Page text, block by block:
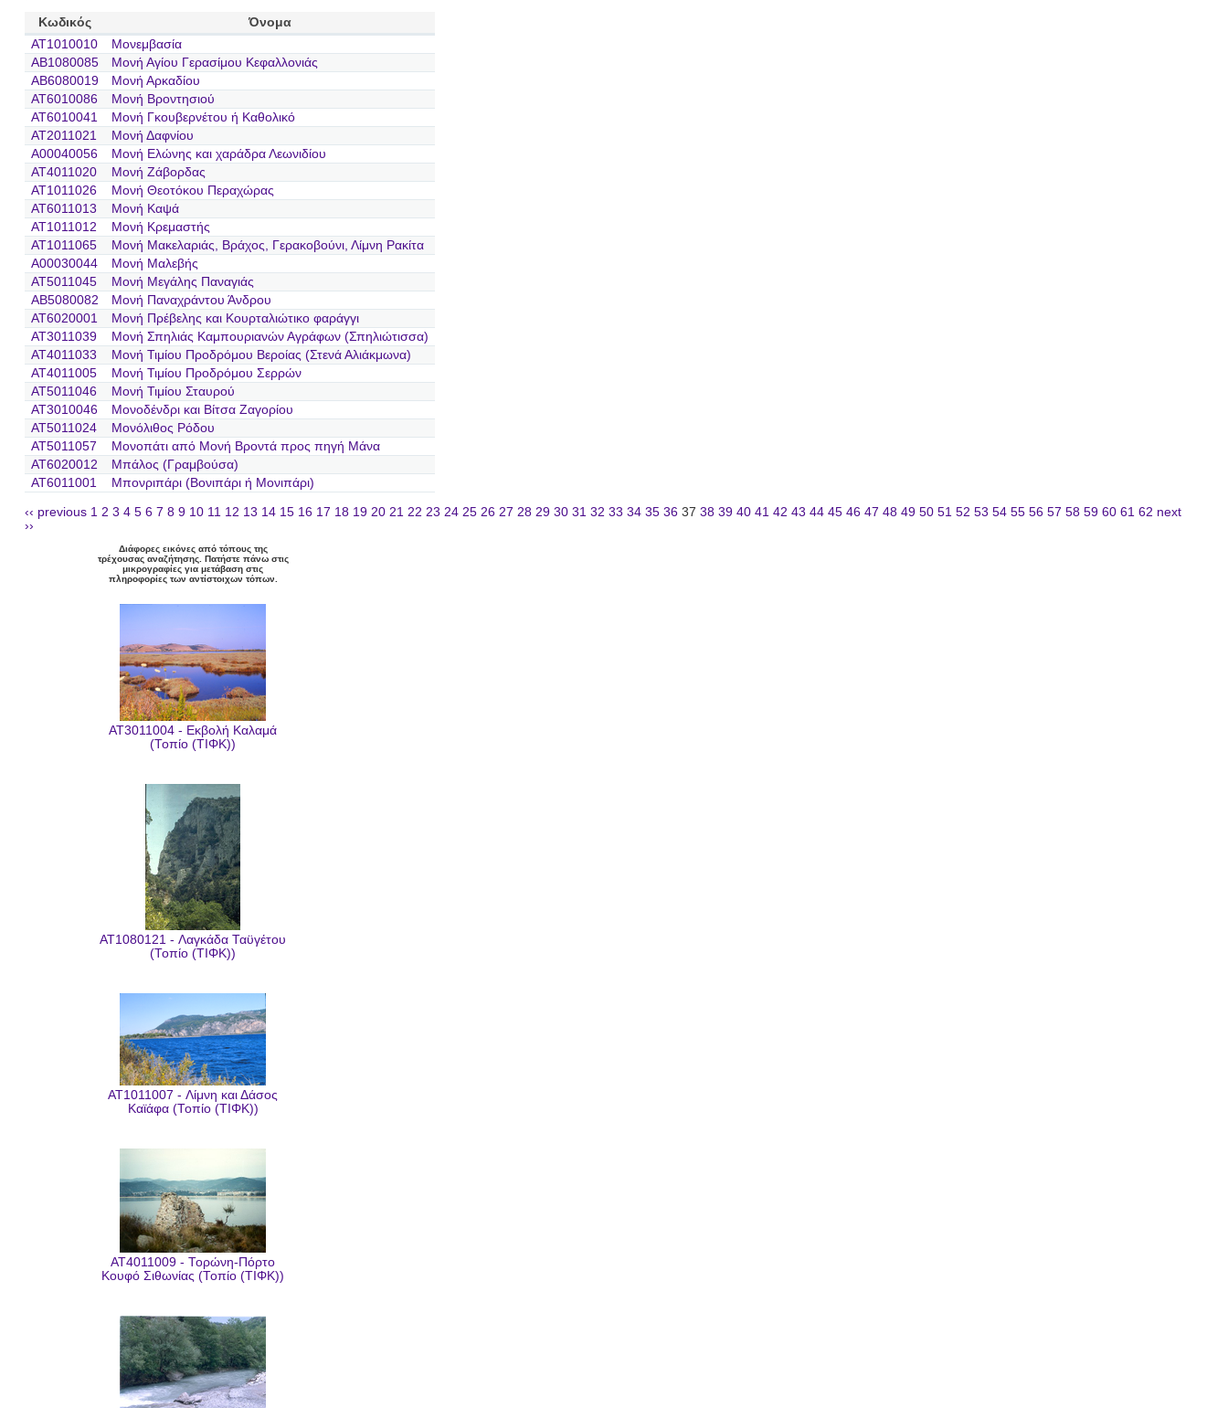
Κωδικός
Όνομα
AT1010010
Μονεμβασία
AB1080085
Μονή Αγίου Γερασίμου Κεφαλλονιάς
AB6080019
Μονή Αρκαδίου
AT6010086
Μονή Βροντησιού
AT6010041
Μονή Γκουβερνέτου ή Καθολικό
AT2011021
Μονή Δαφνίου
A00040056
Μονή Ελώνης και χαράδρα Λεωνιδίου
AT4011020
Μονή Ζάβορδας
AT1011026
Μονή Θεοτόκου Περαχώρας
AT6011013
Μονή Καψά
AT1011012
Μονή Κρεμαστής
AT1011065
Μονή Μακελαριάς, Βράχος, Γερακοβούνι, Λίμνη Ρακίτα
A00030044
Μονή Μαλεβής
AT5011045
Μονή Μεγάλης Παναγιάς
AB5080082
Μονή Παναχράντου Άνδρου
AT6020001
Μονή Πρέβελης και Κουρταλιώτικο φαράγγι
AT3011039
Μονή Σπηλιάς Καμπουριανών Αγράφων (Σπηλιώτισσα)
AT4011033
Μονή Τιμίου Προδρόμου Βεροίας (Στενά Αλιάκμωνα)
AT4011005
Μονή Τιμίου Προδρόμου Σερρών
AT5011046
Μονή Τιμίου Σταυρού
AT3010046
Μονοδένδρι και Βίτσα Ζαγορίου
AT5011024
Μονόλιθος Ρόδου
AT5011057
Μονοπάτι από Μονή Βροντά προς πηγή Μάνα
AT6020012
Μπάλος (Γραμβούσα)
AT6011001
Μπονριπάρι (Βονιπάρι ή Μονιπάρι)
‹‹ previous 1 2 3 4 5 6 7 8 9 10 11 12 13 14 15 16 17 18 19 20 21 22 23 24 25 26 27 28 29 30 31 32 33 34 35 36 37 38 39 40 41 42 43 44 45 46 47 48 49 50 51 52 53 54 55 56 57 58 59 60 61 62 next
››
Διάφορες εικόνες από τόπους της
τρέχουσας αναζήτησης. Πατήστε πάνω στις
μικρογραφίες για μετάβαση στις
πληροφορίες των αντίστοιχων τόπων.
AT3011004 - Εκβολή Καλαμά
(Τοπίο (ΤΙΦΚ))
AT1080121 - Λαγκάδα Ταϋγέτου
(Τοπίο (ΤΙΦΚ))
AT1011007 - Λίμνη και Δάσος
Καϊάφα (Τοπίο (ΤΙΦΚ))
AT4011009 - Τορώνη-Πόρτο
Κουφό Σιθωνίας (Τοπίο (ΤΙΦΚ))